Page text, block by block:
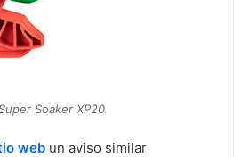
Soaker XP20
web un aviso similar